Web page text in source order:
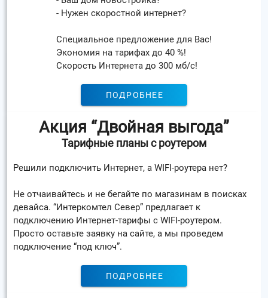
- Нужен скоростной интернет?
Специальное предложение для Вас!
Экономия на тарифах до 40 %!
Скорость Интернета до 300 мб/с!
ПОДРОБНЕЕ
Акция “Двойная выгода”
Тарифные планы с роутером
Решили подключить Интернет, а WIFI-роутера нет?
Не отчаивайтесь и не бегайте по магазинам в поисках
девайса. “Интеркомтел Север” предлагает к
подключению Интернет-тарифы с WIFI-роутером.
Просто оставьте заявку на сайте, а мы проведем
подключение “под ключ”.
ПОДРОБНЕЕ